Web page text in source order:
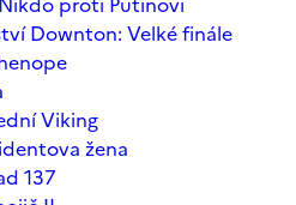
Downton: Velké finále
Viking
žena
137